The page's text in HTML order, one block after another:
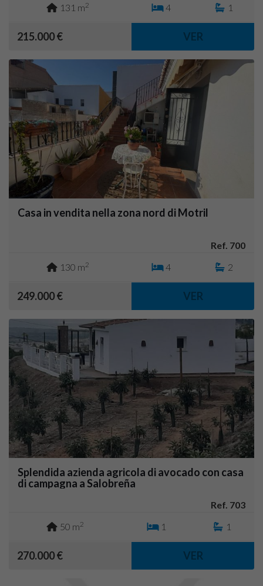
131 m2 4 1
215.000 € VER
Casa in vendita nella zona nord di Motril
Ref. 700
130 m2 4 2
249.000 € VER
Splendida azienda agricola di avocado con casa
di campagna a Salobreña
Ref. 703
50 m2 1 1
270.000 € VER